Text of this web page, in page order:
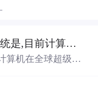
,目前计算机执行
算机在全球超级计